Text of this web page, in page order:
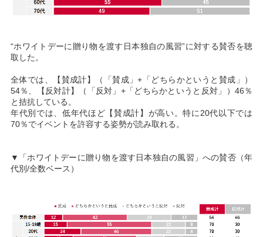
“ホワイトデーに贈り物を渡す日本独自の風習”に対する賛否を聴
取した。
全体では、【賛成計】（「賛成」+「どちらかというと賛成」）
54％、【反対計】（「反対」+「どちらかというと反対」）46％
と拮抗している。
年代別では、低年代ほど【賛成計】が高い。特に20代以下では
70％でイベントを許容する姿勢が読み取れる。
▼「ホワイトデーに贈り物を渡す日本独自の風習」への賛否（年
代別/全数ベース）